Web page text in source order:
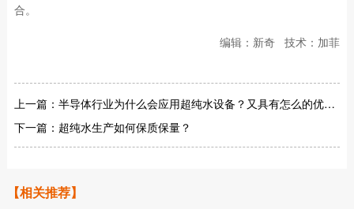
合。
编辑：新奇 技术：加菲
上一篇： 半导体行业为什么会应用超纯水设备？又具有怎么的优势呢？
下一篇： 超纯水生产如何保质保量？
【相关推荐】